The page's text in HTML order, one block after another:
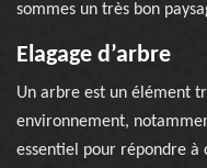
sommes un très bon
Elagage d’arbre
Un arbre est un élément
environnement,
essentiel pour répondre à